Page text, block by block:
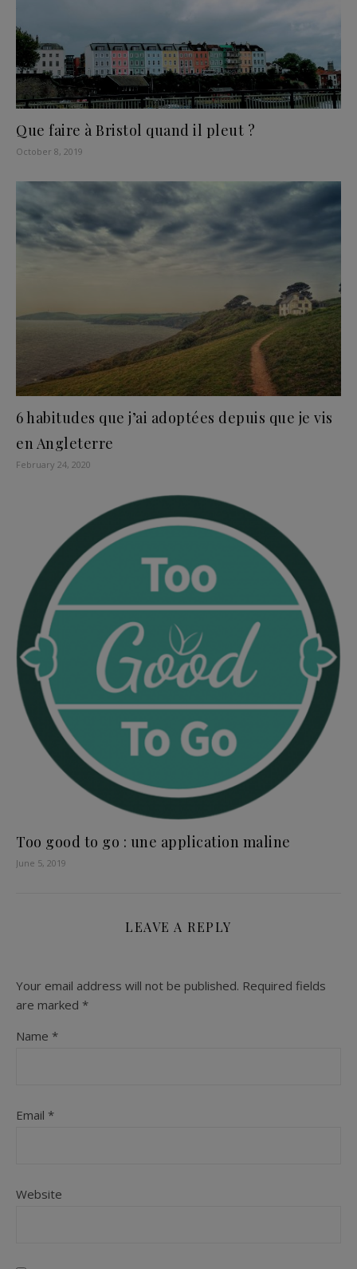
Que faire à Bristol quand il pleut ?
October 8, 2019
6 habitudes que j’ai adoptées depuis que je vis
en Angleterre
February 24, 2020
Too good to go : une application maline
June 5, 2019
LEAVE A REPLY
Your email address will not be published. Required fields
are marked *
Name *
Email *
Website